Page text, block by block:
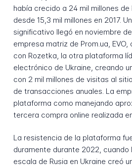
había crecido a 24 mil millones de
desde 15,3 mil millones en 2017.
significativo llegó en noviembre
empresa matriz de Prom.ua,
con Rozetka, la otra plataforma
electrónico de Ukraine, creando
con 2 mil millones de visitas al
de transacciones anuales. La
plataforma como manejando
tercera compra online realizada
La resistencia de la plataforma
duramente durante 2022, cuando
escala de Rusia en Ukraine creó